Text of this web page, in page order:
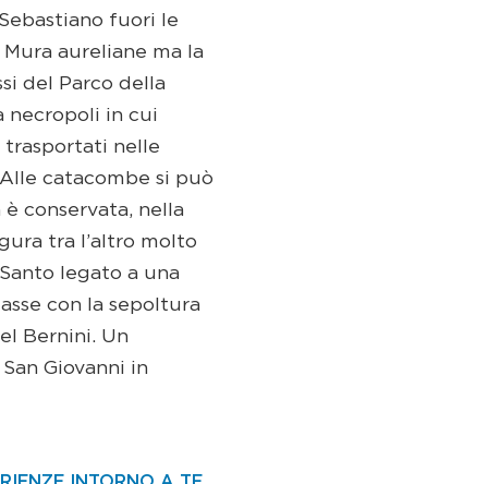
fuori le
aureliane ma la
del Parco della
necropoli in cui
trasportati nelle
catacombe si può
conservata, nella
tra l’altro molto
legato a una
con la sepoltura
Bernini. Un
Giovanni in